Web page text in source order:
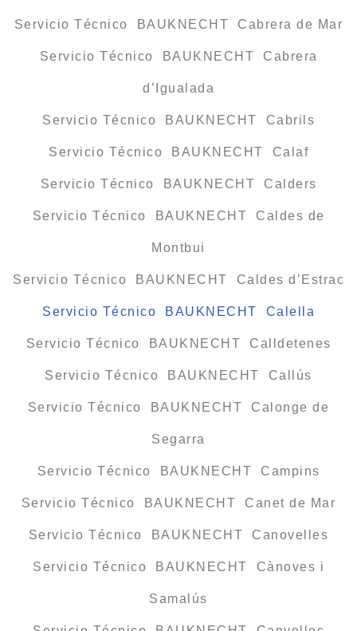
Servicio Técnico BAUKNECHT Cabrera de Mar
Servicio Técnico BAUKNECHT Cabrera
d’Igualada
Servicio Técnico BAUKNECHT Cabrils
Servicio Técnico BAUKNECHT Calaf
Servicio Técnico BAUKNECHT Calders
Servicio Técnico BAUKNECHT Caldes de
Montbui
Servicio Técnico BAUKNECHT Caldes d’Estrac
Servicio Técnico BAUKNECHT Calella
Servicio Técnico BAUKNECHT Calldetenes
Servicio Técnico BAUKNECHT Callús
Servicio Técnico BAUKNECHT Calonge de
Segarra
Servicio Técnico BAUKNECHT Campins
Servicio Técnico BAUKNECHT Canet de Mar
Servicio Técnico BAUKNECHT Canovelles
Servicio Técnico BAUKNECHT Cànoves i
Samalús